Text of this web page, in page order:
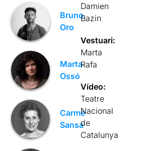
Bruno
Oro
Marta
Ossó
Carme
Sansa
Damien
Bazin
Vestuari:
Marta
Rafa
Vídeo:
Teatre
Nacional
de
Catalunya